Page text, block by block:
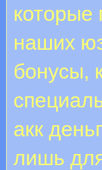
которые
наших
бонусы,
акк
лишь